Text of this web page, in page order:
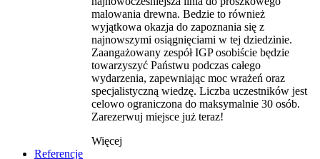
malowania drewna. Bedzie to również
wyjątkowa okazja do zapoznania się z
najnowszymi osiągnięciami w tej dziedzinie.
Zaangażowany zespół IGP osobiście będzie
towarzyszyć Państwu podczas całego
wydarzenia, zapewniając moc wrażeń oraz
specjalistyczną wiedzę. Liczba uczestników jest
celowo ograniczona do maksymalnie 30 osób.
Zarezerwuj miejsce już teraz!
Więcej
Referencje